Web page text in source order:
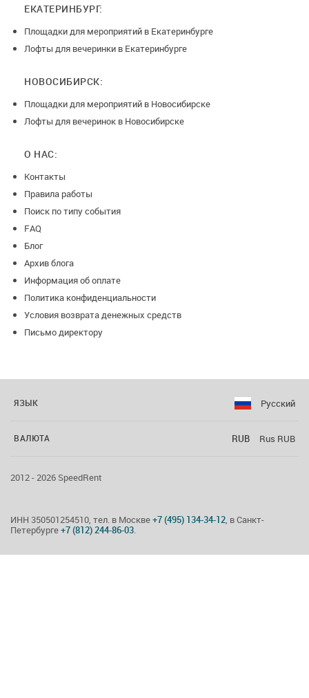
ЕКАТЕРИНБУРГ:
Площадки для мероприятий в Екатеринбурге
Лофты для вечеринки в Екатеринбурге
НОВОСИБИРСК:
Площадки для мероприятий в Новосибирске
Лофты для вечеринок в Новосибирске
О НАС:
Контакты
Правила работы
Поиск по типу события
FAQ
Блог
Архив блога
Информация об оплате
Политика конфиденциальности
Условия возврата денежных средств
Письмо директору
ЯЗЫК Русский
ВАЛЮТА RUB Rus RUB
2012 - 2026 SpeedRent
ИНН 350501254510, тел. в Москве+7 (495) 134-34-12, в Санкт-
Петербурге+7 (812) 244-86-03.